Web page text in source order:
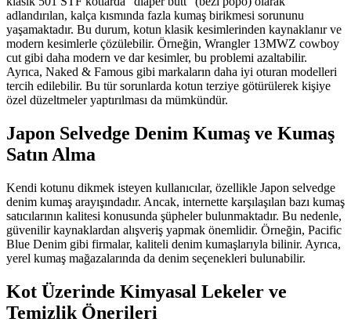
adlandırılan, kalça kısmında fazla kumaş birikmesi sorununu
yaşamaktadır. Bu durum, kotun klasik kesimlerinden kaynaklanır ve
modern kesimlerle çözülebilir. Örneğin, Wrangler 13MWZ cowboy
cut gibi daha modern ve dar kesimler, bu problemi azaltabilir.
Ayrıca, Naked & Famous gibi markaların daha iyi oturan modelleri
tercih edilebilir. Bu tür sorunlarda kotun terziye götürülerek kişiye
özel düzeltmeler yaptırılması da mümkündür.
Japon Selvedge Denim Kumaş ve Kumaş
Satın Alma
Kendi kotunu dikmek isteyen kullanıcılar, özellikle Japon selvedge
denim kumaş arayışındadır. Ancak, internette karşılaşılan bazı kumaş
satıcılarının kalitesi konusunda şüpheler bulunmaktadır. Bu nedenle,
güvenilir kaynaklardan alışveriş yapmak önemlidir. Örneğin, Pacific
Blue Denim gibi firmalar, kaliteli denim kumaşlarıyla bilinir. Ayrıca,
yerel kumaş mağazalarında da denim seçenekleri bulunabilir.
Kot Üzerinde Kimyasal Lekeler ve
Temizlik Önerileri